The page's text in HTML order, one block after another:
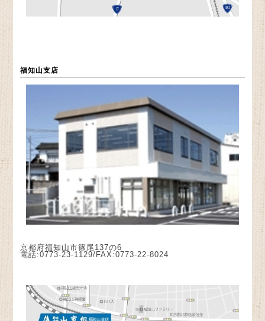
福知山支店
京都府福知山市篠尾137の6
電話:0773-23-1129/FAX:0773-22-8024